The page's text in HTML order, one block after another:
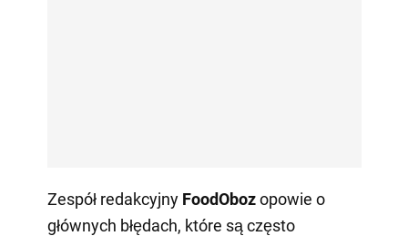
Zespół redakcyjny FoodObozopowie o
głównych błędach, które są często